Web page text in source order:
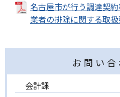
名古屋市が行う調達契
業者の排除に関する取
お問い
会計課